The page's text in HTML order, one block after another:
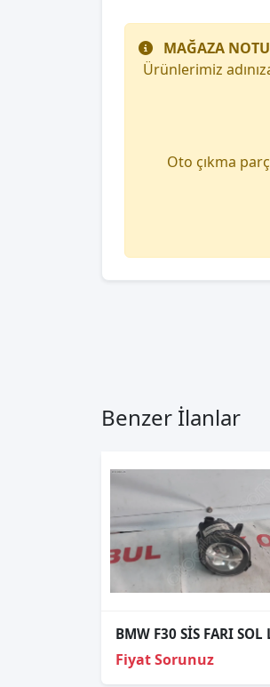
MAĞAZA
Ürünlerimiz
Oto çıkma
Benzer İlanlar
BMW F30 SİS FARI SOL
Fiyat Sorunuz